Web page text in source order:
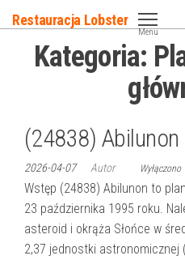
do
Restauracja Lobster
Menu
Kategoria:
(24838) Abilunon
2026-04-07 Autor Wyłączono
Wstęp (24838) Abilunon to
23 października 1995 roku.
asteroid i okrąża Słońce w
2,37 jednostki astronomicznej